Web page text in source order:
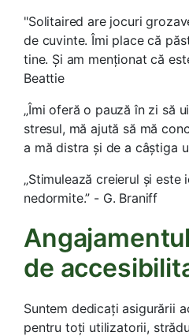
"Solitaired are jocuri
de cuvinte. Îmi place că
tine. Și am menționat că
Beattie
„Îmi oferă o pauză în zi să
stresul, mă ajută să mă
a mă distra și de a câștiga
„Stimulează creierul și
nedormite.” - G. Braniff
de
Suntem dedicați asigurării
pentru toți utilizatorii,